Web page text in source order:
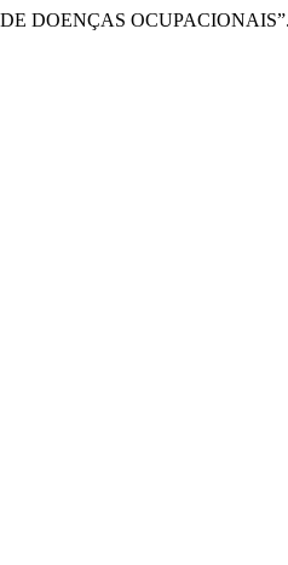
DOENÇAS OCUPACIONAIS”.